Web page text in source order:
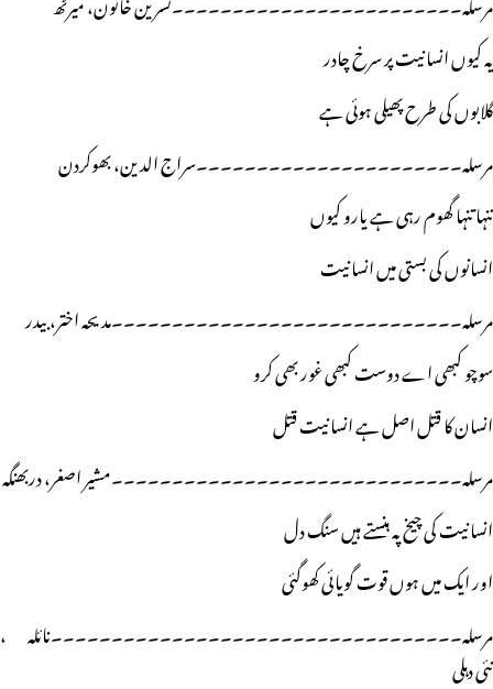
یہ کیوں انسانیت پر سرخ چادر
گلابوں کی طرح پھیلی ہوئی ہے
مرسلہ۔۔۔۔۔۔۔۔۔۔۔۔۔۔۔۔۔۔۔۔۔۔سراج الدین، بھوکردن
تنہا تنہا گھوم رہی ہے یارو کیوں
انسانوں کی بستی میں انسانیت
مرسلہ۔۔۔۔۔۔۔۔۔۔۔۔۔۔۔۔۔۔۔۔۔۔۔۔۔۔۔۔۔مدیحہ اختر، بیدر
سوچو کبھی اے دوست کبھی غور بھی کرو
انسان کا قتل اصل ہے انسانیت قتل
مرسلہ۔۔۔۔۔۔۔۔۔۔۔۔۔۔۔۔۔۔۔۔۔۔۔۔۔۔۔۔۔مشیر اصغر، دربھنگہ
انسانیت کی چیخ پہ ہنستے ہیں سنگ دل
اور ایک میں ہوں قوت گویائی کھوگئی
مرسلہ۔۔۔۔۔۔۔۔۔۔۔۔۔۔۔۔۔۔۔۔۔۔۔۔۔۔۔۔۔۔۔۔۔۔نائلہ ،
نئی دہلی